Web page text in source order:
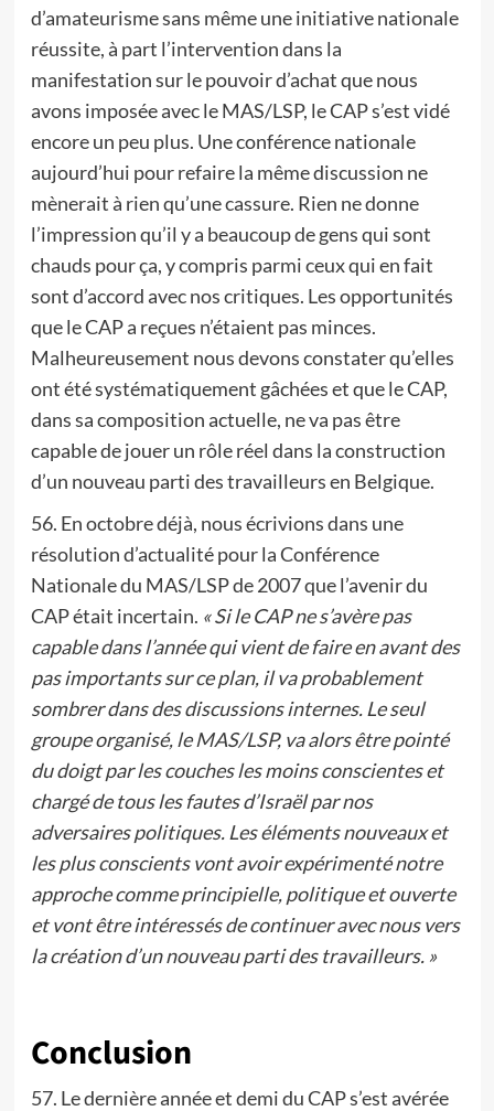
d’amateurisme sans même une initiative nationale
réussite, à part l’intervention dans la
manifestation sur le pouvoir d’achat que nous
avons imposée avec le MAS/LSP, le CAP s’est vidé
encore un peu plus. Une conférence nationale
aujourd’hui pour refaire la même discussion ne
mènerait à rien qu’une cassure. Rien ne donne
l’impression qu’il y a beaucoup de gens qui sont
chauds pour ça, y compris parmi ceux qui en fait
sont d’accord avec nos critiques. Les opportunités
que le CAP a reçues n’étaient pas minces.
Malheureusement nous devons constater qu’elles
ont été systématiquement gâchées et que le CAP,
dans sa composition actuelle, ne va pas être
capable de jouer un rôle réel dans la construction
d’un nouveau parti des travailleurs en Belgique.
56. En octobre déjà, nous écrivions dans une
résolution d’actualité pour la Conférence
Nationale du MAS/LSP de 2007 que l’avenir du
CAP était incertain. « Si le CAP ne s’avère pas
capable dans l’année qui vient de faire en avant des
pas importants sur ce plan, il va probablement
sombrer dans des discussions internes. Le seul
groupe organisé, le MAS/LSP, va alors être pointé
du doigt par les couches les moins conscientes et
chargé de tous les fautes d’Israël par nos
adversaires politiques. Les éléments nouveaux et
les plus conscients vont avoir expérimenté notre
approche comme principielle, politique et ouverte
et vont être intéressés de continuer avec nous vers
la création d’un nouveau parti des travailleurs. »
Conclusion
57. Le dernière année et demi du CAP s’est avérée